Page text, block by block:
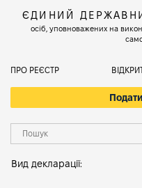
ЄДИНИЙ
осіб, уповноважених на
ПРО РЕЄСТР
Вид декларації: